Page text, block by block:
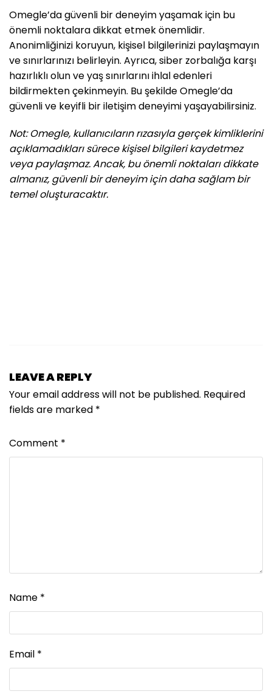
Omegle’da güvenli bir deneyim yaşamak için bu
önemli noktalara dikkat etmek önemlidir.
Anonimliğinizi koruyun, kişisel bilgilerinizi paylaşmayın
ve sınırlarınızı belirleyin. Ayrıca, siber zorbalığa karşı
hazırlıklı olun ve yaş sınırlarını ihlal edenleri
bildirmekten çekinmeyin. Bu şekilde Omegle’da
güvenli ve keyifli bir iletişim deneyimi yaşayabilirsiniz.
Not: Omegle, kullanıcıların rızasıyla gerçek kimliklerini
açıklamadıkları sürece kişisel bilgileri kaydetmez
veya paylaşmaz. Ancak, bu önemli noktaları dikkate
almanız, güvenli bir deneyim için daha sağlam bir
temel oluşturacaktır.
LEAVE A REPLY
Your email address will not be published. Required
fields are marked *
Comment *
Name *
Email *